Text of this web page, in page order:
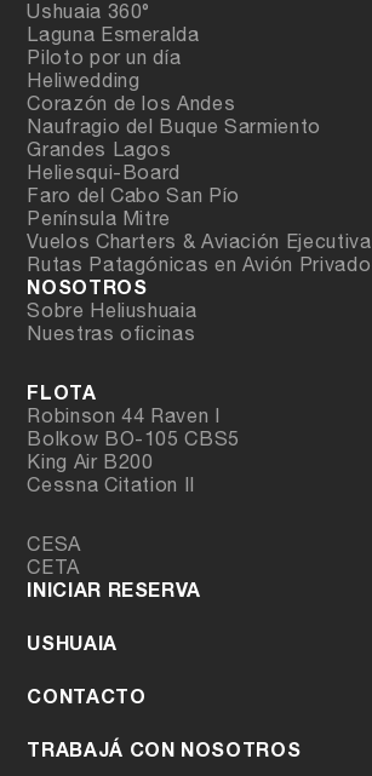
Ushuaia 360°
Laguna Esmeralda
Piloto por un día
Heliwedding
Corazón de los Andes
Naufragio del Buque Sarmiento
Grandes Lagos
Heliesqui-Board
Faro del Cabo San Pío
Península Mitre
Vuelos Charters & Aviación Ejecutiva
Rutas Patagónicas en Avión Privado
NOSOTROS
Sobre Heliushuaia
Nuestras oficinas
FLOTA
Robinson 44 Raven I
Bolkow BO-105 CBS5
King Air B200
Cessna Citation II
CESA
CETA
INICIAR RESERVA
USHUAIA
CONTACTO
TRABAJÁ CON NOSOTROS